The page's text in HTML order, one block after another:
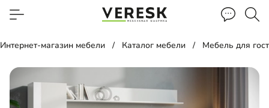
Интернет-магазин мебели Каталог мебели Мебель для